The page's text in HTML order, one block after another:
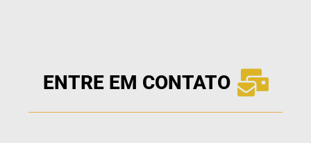
ENTRE EM CONTATO